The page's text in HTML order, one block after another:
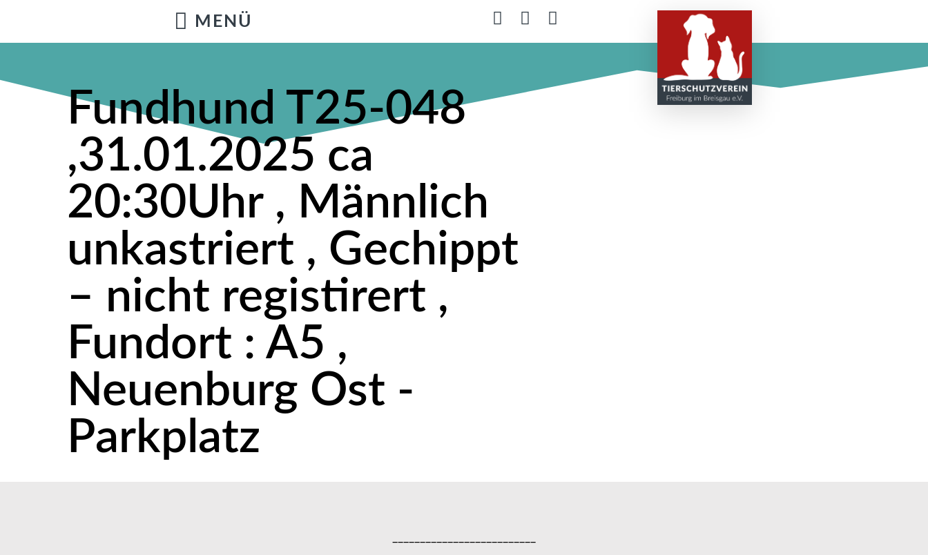
Fundhund T25-048
,31.01.2025 ca
20:30Uhr , Männlich
unkastriert , Gechippt
– nicht registirert ,
Fundort : A5 ,
Neuenburg Ost -
Parkplatz